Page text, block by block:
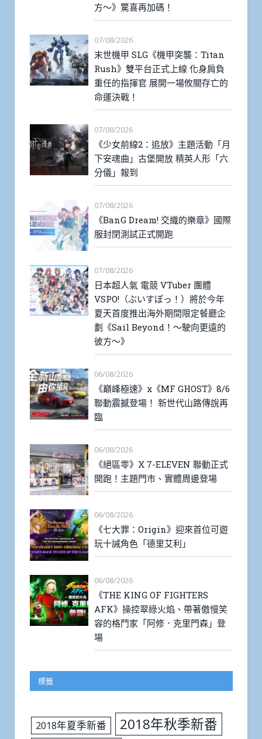
方～》驚喜再加碼！
07/08/2026
末世機甲 SLG《機甲突襲：Titan
Rush》雙平台正式上線 化身肩負
重任的指揮官 展開一場攸關存亡的
命運決戰！
07/08/2026
《少女前線2：追放》主題活動「月
下安魂曲」古堡開放 精英人形「六
分儀」報到
07/08/2026
《BanG Dream! 交織的樂章》國際
服封閉測試正式開跑
07/08/2026
日本超人氣 電競 VTuber 團體
VSPO!（ぶいすぽっ！）將於今年
夏天首度推出海外期間限定餐廳企
劃《Sail Beyond！～駛向更遠的
彼方～》
06/08/2026
《巔峰極速》x《MF GHOST》8/6
聯動震撼登場！ 新世代山路傳說再
臨
06/08/2026
《絕區零》X 7-ELEVEN 聯動正式
開跑！主題門市、實體周邊登場
06/08/2026
《七大罪：Origin》迎來首位可遊
玩十誡角色「德里艾利」
06/08/2026
《THE KING OF FIGHTERS
AFK》操控翠綠火焰、帶著傲慢笑
容的格鬥家「阿修．克里門森」登
場
標籤
2018年夏季新番 2018年秋季新番